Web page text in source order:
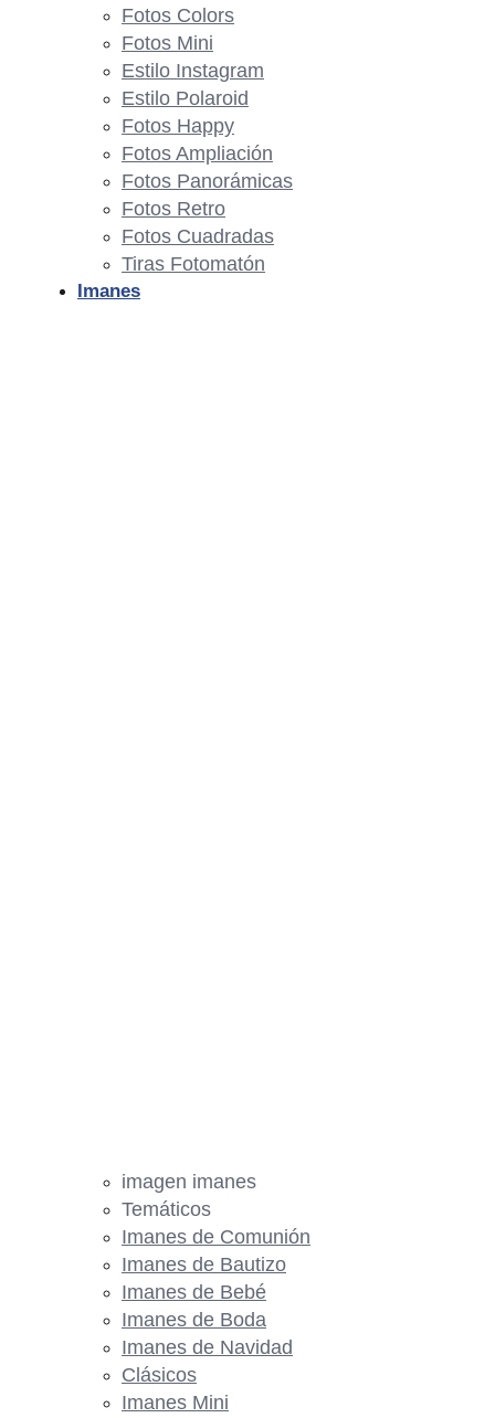
Fotos Colors
Fotos Mini
Estilo Instagram
Estilo Polaroid
Fotos Happy
Fotos Ampliación
Fotos Panorámicas
Fotos Retro
Fotos Cuadradas
Tiras Fotomatón
Imanes
imagen imanes
Temáticos
Imanes de Comunión
Imanes de Bautizo
Imanes de Bebé
Imanes de Boda
Imanes de Navidad
Clásicos
Imanes Mini